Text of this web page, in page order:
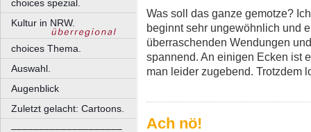
choices spezial.
Kultur in NRW.
choices Thema.
Auswahl.
Augenblick
Zuletzt gelacht: Cartoons.
––––––––––––––––––––
Was soll das ganze gemotze?
beginnt sehr ungewöhnlich und
überraschenden Wendungen
spannend. An einigen Ecken ist
man leider zugebend. Trotzdem
Ach nö!